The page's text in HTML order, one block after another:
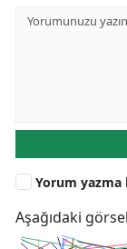
Yorum yazma
Aşağıdaki